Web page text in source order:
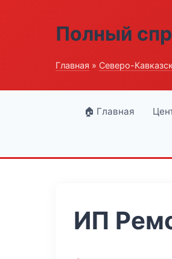
Полный
Главная » Северо-
🏠 Главная
ИП